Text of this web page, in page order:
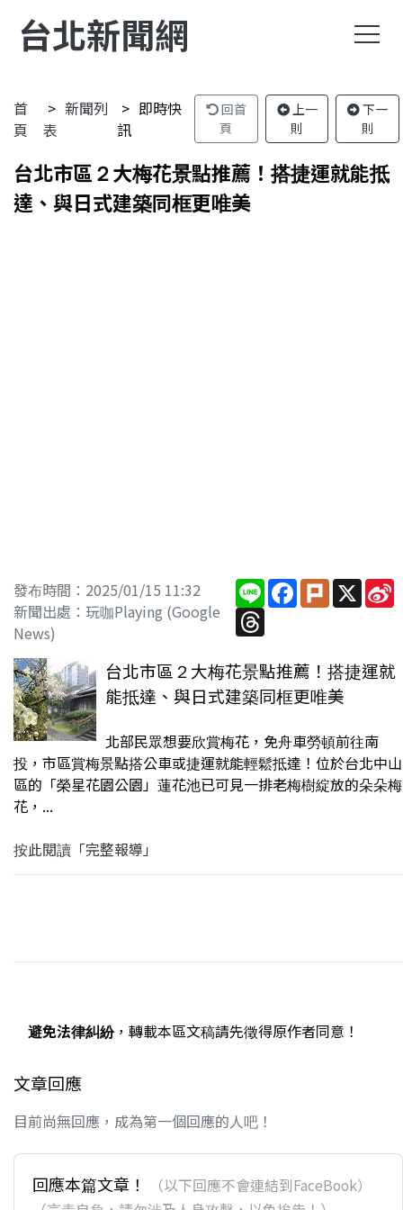
台北新聞網
首
頁
新聞列
表
即時快
訊
回首
頁
上一
則
下一
則
台北市區２大梅花景點推薦！搭捷運就能抵
達、與日式建築同框更唯美
發布時間：2025/01/15 11:32
新聞出處：玩咖Playing (Google
News)
LineFacebook
PlurkX
Threads
台北市區２大梅花景點推薦！搭捷運就
能抵達、與日式建築同框更唯美
北部民眾想要欣賞梅花，免舟車勞頓前往南
投，市區賞梅景點搭公車或捷運就能輕鬆抵達！位於台北中山
區的「榮星花園公園」蓮花池已可見一排老梅樹綻放的朵朵梅
花，...
按此閱讀「完整報導」
避免法律糾紛，轉載本區文稿請先徵得原作者同意！
文章回應
目前尚無回應，成為第一個回應的人吧！
回應本篇文章！
（以下回應不會連結到FaceBook）